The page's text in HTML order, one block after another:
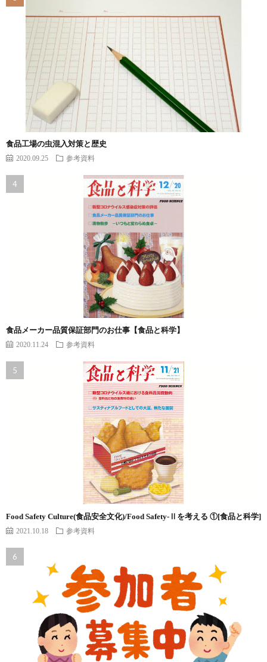
食品工場の虫混入対策と歴史
2020.09.25 参考資料
食品メーカー品質保証部門のお仕事【食品と科学】
2020.11.24 参考資料
Food Safety Culture(食品安全文化)/Food Safety-Ⅱを考える ①[食品と科学]
2021.10.18 参考資料